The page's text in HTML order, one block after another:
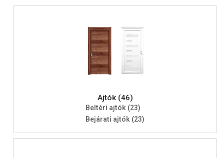
Ajtók (46)
Beltéri ajtók (23)
Bejárati ajtók (23)